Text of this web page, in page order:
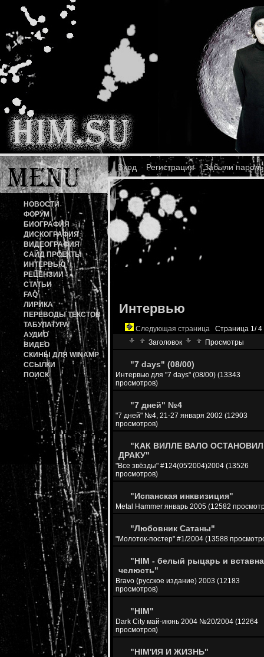
Вход Регистрация Забыли
НОВОСТИ
ФОРУМ
БИОГРАФИЯ
ДИСКОГРАФИЯ
ВИДЕОГРАФИЯ
САЙД ПРОЕКТЫ
ИНТЕРВЬЮ
РЕЦЕНЗИИ
СТАТЬИ
FAQ
ЛИРИКА
ПЕРЕВОДЫ ТЕКСТОВ
ТАБУЛАТУРА
АУДИО
ВИДЕО
СКИНЫ ДЛЯ WINAMP
ССЫЛКИ
ПОИСК
Интервью
Следующая страница Страница 1/ 4
Заголовок
Просмотры
"7 days" (08/00)
Интервью для "7 days" (08/00) (13343
просмотров)
"7 дней" №4
"7 дней" №4, 21-27 января 2002 (12903
просмотров)
"КАК ВИЛЛЕ ВАЛО ОСТАНОВИЛ
ДРАКУ"
"Все звёзды" #124(05'2004)2004 (13526
просмотров)
"Испанская инквизиция"
Metal Hammer январь 2005 (12582
"Любовник Сатаны"
"Молоток-постер" #1/2004 (13588
"HIM - белый рыцарь и
челюсть"
Bravo (русское издание) 2003 (12183
просмотров)
"HIM"
Dark City май-июнь 2004 №20/2004 (12264
просмотров)
"HIM'ИЯ И ЖИЗНЬ"